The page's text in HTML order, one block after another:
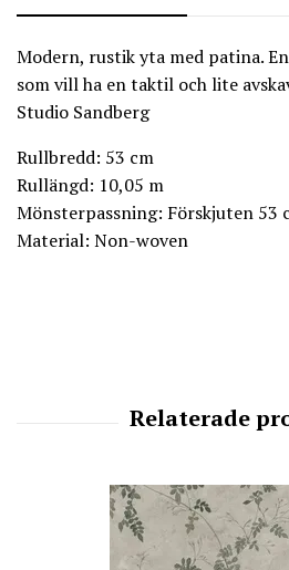
Modern, rustik yta med patina.
som vill ha en taktil och lite
Studio Sandberg
Rullbredd: 53 cm
Rullängd: 10,05 m
Mönsterpassning: Förskjuten 53
Material: Non-woven